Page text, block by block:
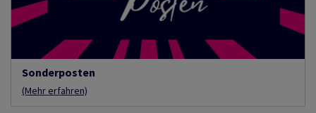
Sonderposten
(Mehr erfahren)